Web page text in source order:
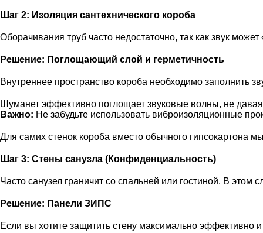
Шаг 2: Изоляция сантехнического короба
Оборачивания труб часто недостаточно, так как звук
Решение: Поглощающий слой и герметичность
Внутреннее пространство короба необходимо заполнить
Шуманет эффективно поглощает звуковые волны, не
Важно: Не забудьте использовать виброизоляционные
Для самих стенок короба вместо обычного гипсокартона
Шаг 3: Стены санузла (Конфиденциальность)
Часто санузел граничит со спальней или гостиной. В
Решение: Панели ЗИПС
Если вы хотите защитить стену максимально эффективно